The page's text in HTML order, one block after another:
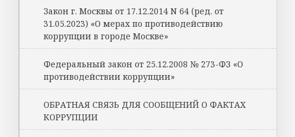
Закон г. Москвы от 17.12.2014 N 64 (ред. от
31.05.2023) «О мерах по противодействию
коррупции в городе Москве»
Федеральный закон от 25.12.2008 № 273-ФЗ «О
противодействии коррупции»
ОБРАТНАЯ СВЯЗЬ ДЛЯ СООБЩЕНИЙ О ФАКТАХ
КОРРУПЦИИ